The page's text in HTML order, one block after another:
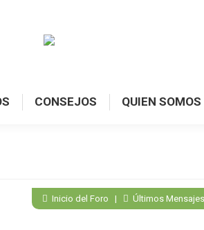
CONSEJOS QUIEN SOMOS
Inicio del Foro | Últimos Mensajes